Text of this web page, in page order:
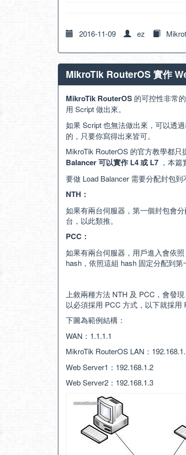
2016-11-09 ez
MikroTik RouterOS 實作
MikroTik RouterOS 的可控性非常
用 Script 做出來。
如果 Script 也無法做出來，可以透
的，只要你寫得出來皆可。
MikroTik RouterOS 的官方教學都
Balancer 可以實作 L4 或 L7 ，本篇
要做 Load Balancer 需要分配封包
NTH：
如果有兩台伺服器，第一個封包會
台，以此類推。
PCC：
如果有兩台伺服器，用戶進入會依
hash，依照這組 hash 固定分配到第
上敘兩種方法 NTH 及 PCC，會發
以必須採用 PCC 方式，以下就採用
下圖為範例結構：
WAN：1.1.1.1
MikroTik RouterOS LAN：
Web Server1：192.168.1.2
Web Server2：192.168.1.3